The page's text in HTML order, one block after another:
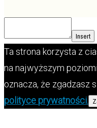
Insert
Ta strona korzysta z
na najwyższym
oznacza, że zgadzasz
polityce prywatności.